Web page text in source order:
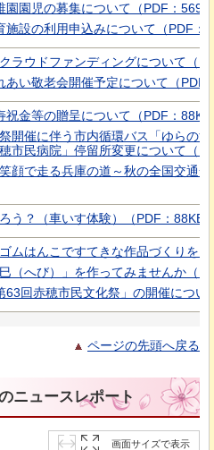
園園児の募集について（PDF：
施設の利用申込みについて（PDF：
ラウドファンディングについて（
あい敬老会開催予定について（PDF
祝金等の贈呈について（PDF：88KB
開催に伴う市内循環バス「ゆらの
市民病院」停留所変更について（
顔で走る兵庫の道～秋の全国交通
う？（車いす体験）（PDF：88KB
ムはんこですてきな作品づくりを
（へび）」を作ってみませんか（
63回赤穂市民文化祭」の開催につ
ページの先頭へ戻る
ニュースレポート
画面サイズで表示